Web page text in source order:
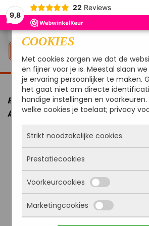
9,8
22 Reviews
Overslaan en naar de inhoud gaan
HOME MERKEN YAKINIKU
ACCESSOIRE HOUTSNIPPERS EIK 500 GR
COOKIES
Met cookies zorgen we dat de
en fijner voor je is. Meestal slaan
je ervaring persoonlijker te maken.
het gaat niet om directe
handige instellingen en
welke cookies je toelaat; privacy
Strikt noodzakelijke cookies
Deze cookies zorgen ervoor dat
überhaupt werkt. Ze zijn dus
kunnen niet worden uitgezet.
ze alleen geplaatst als jij iets
inloggen, een formulier invullen of
privacyvoorkeuren opslaan. Je
zo instellen dat hij deze cookies
Prestatiecookies
Met deze cookies zien we hoe
bezocht wordt, waar bezoekers
komen en welke pagina’s populair
kunnen we de website blijven
Voorkeurcookies
Deze cookies onthouden jouw
Bijvoorbeeld taalkeuze of
Marketingcookies